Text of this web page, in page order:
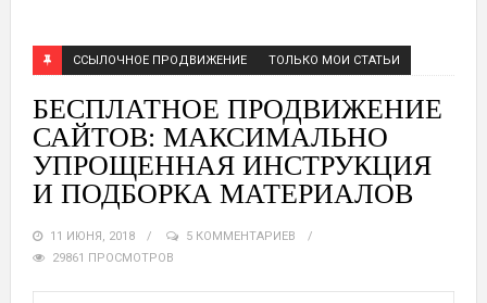
ССЫЛОЧНОЕ ПРОДВИЖЕНИЕ ТОЛЬКО МОИ СТАТЬИ
БЕСПЛАТНОЕ ПРОДВИЖЕНИЕ
САЙТОВ: МАКСИМАЛЬНО
УПРОЩЕННАЯ ИНСТРУКЦИЯ
И ПОДБОРКА МАТЕРИАЛОВ
11 ИЮНЯ, 2018
5 КОММЕНТАРИЕВ
29861 ПРОСМОТРОВ